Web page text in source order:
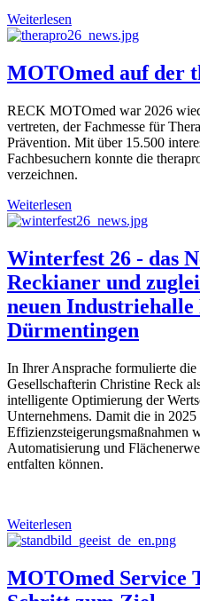
Weiterlesen
MOTOmed auf der
RECK MOTOmed war 2026
vertreten, der Fachmesse für
Prävention. Mit über 15.500
Fachbesuchern konnte die
verzeichnen.
Weiterlesen
Winterfest 26 - das
Reckianer und
neuen
Dürmentingen
In Ihrer Ansprache formulierte die
Gesellschafterin Christine Reck
intelligente Optimierung der
Unternehmens. Damit die in
Effizienzsteigerungsmaßnahmen
Automatisierung und
entfalten können.
Weiterlesen
MOTOmed Service